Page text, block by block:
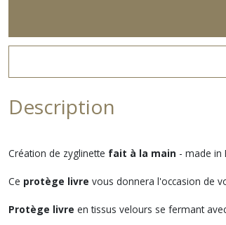
Description
Création de zyglinette fait à la main - made in
Ce protège livre vous donnera l'occasion de
Protège livre en tissus velours se fermant